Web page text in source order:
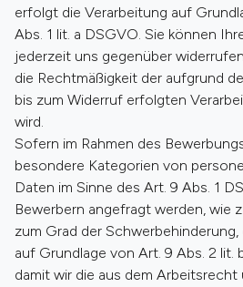
erfolgt die Verarbeitung auf
Abs. 1 lit. a DSGVO. Sie können
jederzeit uns gegenüber
die Rechtmäßigkeit der aufgrund
bis zum Widerruf erfolgten
wird.
Sofern im Rahmen des
besondere Kategorien von
Daten im Sinne des Art. 9 Abs. 1
Bewerbern angefragt werden, wie
zum Grad der
auf Grundlage von Art. 9 Abs. 2 lit.
damit wir die aus dem Arbeitsrecht